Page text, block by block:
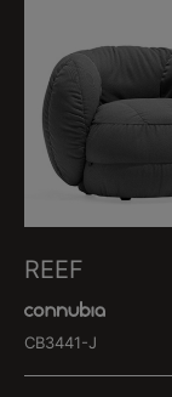
REEF
CB3441-J